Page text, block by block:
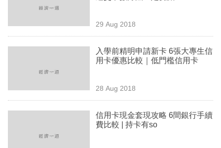
技
生
29 Aug 2018
入學前精明申請新卡 6張大專生信
用卡優惠比較｜低門檻信用卡
28 Aug 2018
信用卡現金套現攻略 6間銀行手續
費比較 | 持卡有so